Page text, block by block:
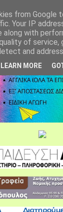
from Google
Your IP
along with
of service,
and
LEARN MORE